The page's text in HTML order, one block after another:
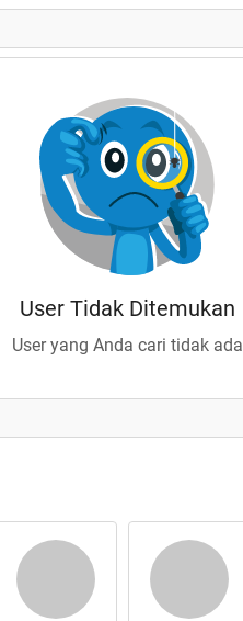
User Tidak Ditemukan
User yang Anda cari tidak ada